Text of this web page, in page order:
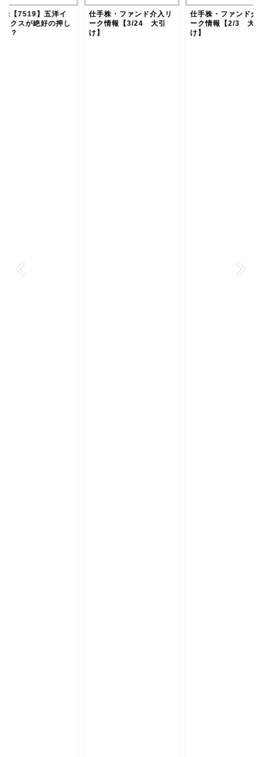
株【7519】五洋イ
ックスが絶好の押し
！？
仕手株・ファンド介入リ
ーク情報【3/24 大引
け】
仕手株・ファンド介
ーク情報【2/3 大引
け】